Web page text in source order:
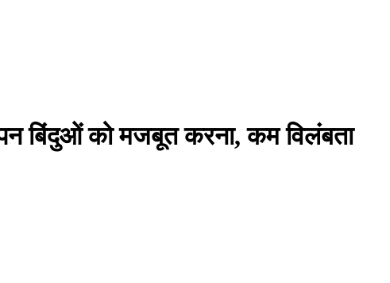
बिंदुओं को मजबूत करना, कम विलंबता